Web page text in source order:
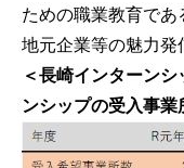
ための職業教育で
地元企業等の魅力発
＜長崎インターン
ンシップの受入事業